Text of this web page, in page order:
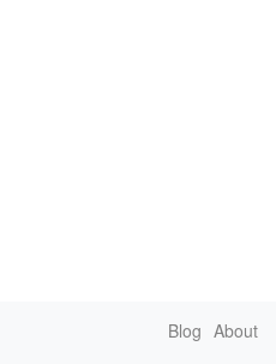
Blog About